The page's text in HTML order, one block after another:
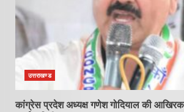
उत्तराखण्ड
कांग्रेस प्रदेश अध्यक्ष गणेश गोदियाल की